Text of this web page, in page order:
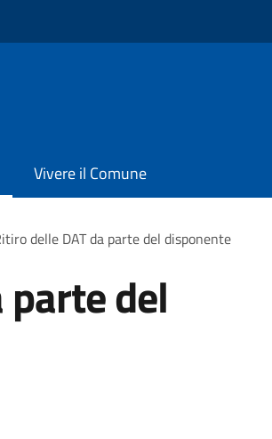
Vivere il Comune
delle DAT da parte del disponente
parte del